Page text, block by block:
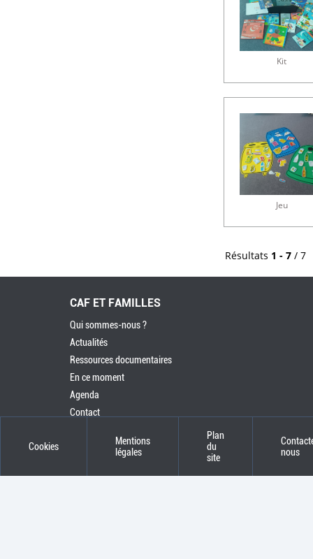
Kit
Jeu
Résultats 1 - 7 / 7
CAF ET FAMILLES
Qui sommes-nous ?
Actualités
Ressources documentaires
En ce moment
Agenda
Contact
Cookies
Mentions
légales
Plan
du
site
nous